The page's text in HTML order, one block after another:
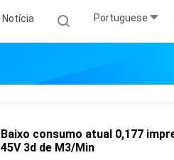
Notícia Portuguese
Baixo consumo atual 0,177
45V 3d de M3/Min